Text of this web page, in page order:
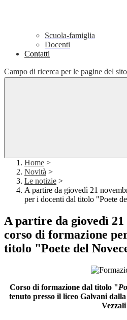
Scuola-famiglia
Docenti
Contatti
Campo di ricerca per le pagine del sito
Home >
Novità >
Le notizie >
A partire da giovedì 21
per i docenti dal titolo "Poete
A partire da giovedì 21
corso di formazione
titolo "Poete del
Corso di formazione dal titolo "
tenuto presso il liceo Galvani
Vezzali